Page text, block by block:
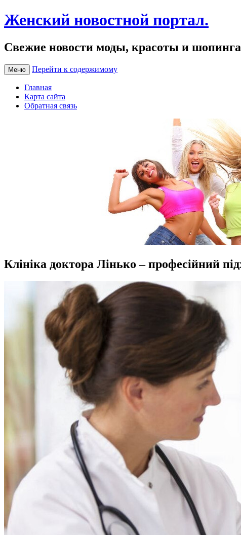
Женский новостной портал.
Свежие новости моды, красоты и
Меню Перейти к содержимому
Главная
Карта сайта
Обратная связь
Клініка доктора Лінько – професійний